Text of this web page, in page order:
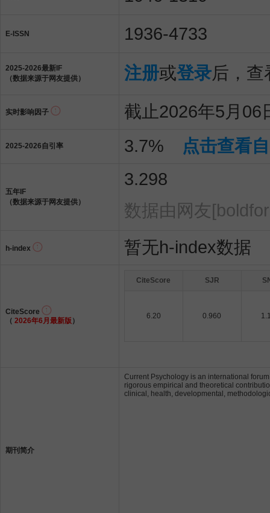
E-ISSN 1936-4733
2025-2026最新IF
（数据来源于网友提供）
注册或登录后，查
实时影响因子 截止2026年5月06
2025-2026自引率 3.7% 点击查看
五年IF
（数据来源于网友提供）
3.298
数据由网友
h-index 暂无h-index数据
CiteScore
（ 2026年6月最新版 ）
CiteScore SJR
6.20 0.960
期刊简介
Current Psychology is an international
rigorous empirical and theoretical
clinical, health, developmental,